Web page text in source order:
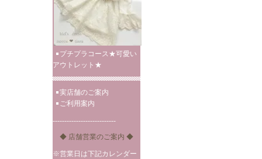
プチプラコース★可愛い
アウトレット★
実店舗のご案内
ご利用案内
---------------------------
◆ 店舗営業のご案内 ◆
※営業日は下記カレンダー